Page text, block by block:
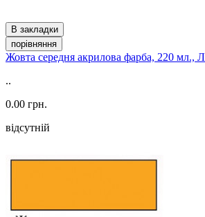
В закладки
порівняння
Жовта середня акрилова фарба, 220 мл.,
..
0.00 грн.
відсутній